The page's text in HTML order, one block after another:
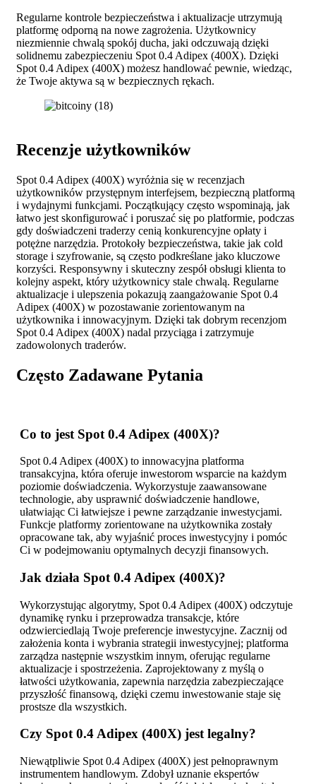
Regularne kontrole bezpieczeństwa i aktualizacje utrzymują
platformę odporną na nowe zagrożenia. Użytkownicy
niezmiennie chwalą spokój ducha, jaki odczuwają dzięki
solidnemu zabezpieczeniu Spot 0.4 Adipex (400X). Dzięki
Spot 0.4 Adipex (400X) możesz handlować pewnie, wiedząc,
że Twoje aktywa są w bezpiecznych rękach.
Recenzje użytkowników
Spot 0.4 Adipex (400X) wyróżnia się w recenzjach
użytkowników przystępnym interfejsem, bezpieczną platformą
i wydajnymi funkcjami. Początkujący często wspominają, jak
łatwo jest skonfigurować i poruszać się po platformie, podczas
gdy doświadczeni traderzy cenią konkurencyjne opłaty i
potężne narzędzia. Protokoły bezpieczeństwa, takie jak cold
storage i szyfrowanie, są często podkreślane jako kluczowe
korzyści. Responsywny i skuteczny zespół obsługi klienta to
kolejny aspekt, który użytkownicy stale chwalą. Regularne
aktualizacje i ulepszenia pokazują zaangażowanie Spot 0.4
Adipex (400X) w pozostawanie zorientowanym na
użytkownika i innowacyjnym. Dzięki tak dobrym recenzjom
Spot 0.4 Adipex (400X) nadal przyciąga i zatrzymuje
zadowolonych traderów.
Często Zadawane Pytania
Co to jest Spot 0.4 Adipex (400X)?
Spot 0.4 Adipex (400X) to innowacyjna platforma
transakcyjna, która oferuje inwestorom wsparcie na każdym
poziomie doświadczenia. Wykorzystuje zaawansowane
technologie, aby usprawnić doświadczenie handlowe,
ułatwiając Ci łatwiejsze i pewne zarządzanie inwestycjami.
Funkcje platformy zorientowane na użytkownika zostały
opracowane tak, aby wyjaśnić proces inwestycyjny i pomóc
Ci w podejmowaniu optymalnych decyzji finansowych.
Jak działa Spot 0.4 Adipex (400X)?
Wykorzystując algorytmy, Spot 0.4 Adipex (400X) odczytuje
dynamikę rynku i przeprowadza transakcje, które
odzwierciedlają Twoje preferencje inwestycyjne. Zacznij od
założenia konta i wybrania strategii inwestycyjnej; platforma
zarządza następnie wszystkim innym, oferując regularne
aktualizacje i spostrzeżenia. Zaprojektowany z myślą o
łatwości użytkowania, zapewnia narzędzia zabezpieczające
przyszłość finansową, dzięki czemu inwestowanie staje się
prostsze dla wszystkich.
Czy Spot 0.4 Adipex (400X) jest legalny?
Niewątpliwie Spot 0.4 Adipex (400X) jest pełnoprawnym
instrumentem handlowym. Zdobył uznanie ekspertów